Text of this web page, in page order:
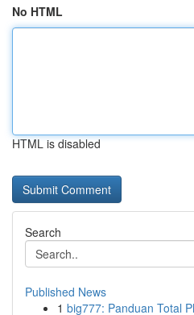
No HTML
HTML is disabled
Search
Published News
1 big777: Panduan Total